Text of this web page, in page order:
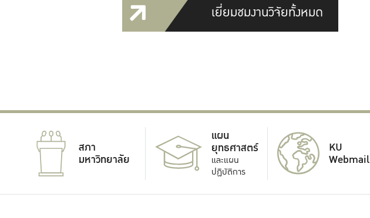
เยี่ยมชมงานวิจัยทั้งหมด
สภา
มหาวิทยาลัย
แผน
ยุทธศาสตร์
และแผน
ปฏิบัติการ
KU
Webmail